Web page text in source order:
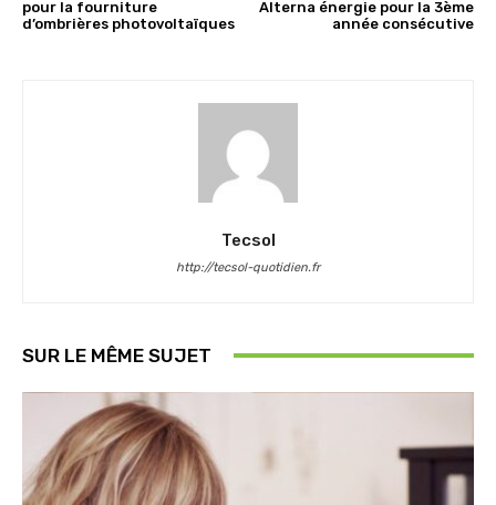
pour la fourniture
d’ombrières photovoltaïques
Alterna énergie pour la 3ème
année consécutive
Tecsol
http://tecsol-quotidien.fr
SUR LE MÊME SUJET